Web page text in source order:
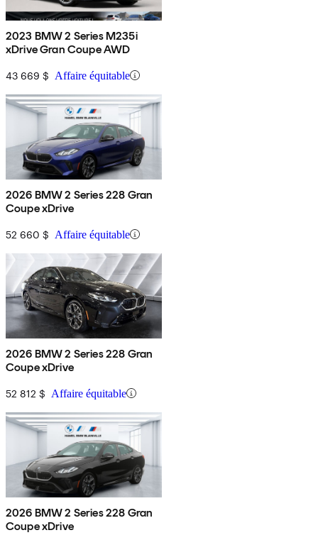
2023 BMW 2 Series M235i
xDrive Gran Coupe AWD
43 669 $ Affaire équitable
2026 BMW 2 Series 228 Gran
Coupe xDrive
52 660 $ Affaire équitable
2026 BMW 2 Series 228 Gran
Coupe xDrive
52 812 $ Affaire équitable
2026 BMW 2 Series 228 Gran
Coupe xDrive